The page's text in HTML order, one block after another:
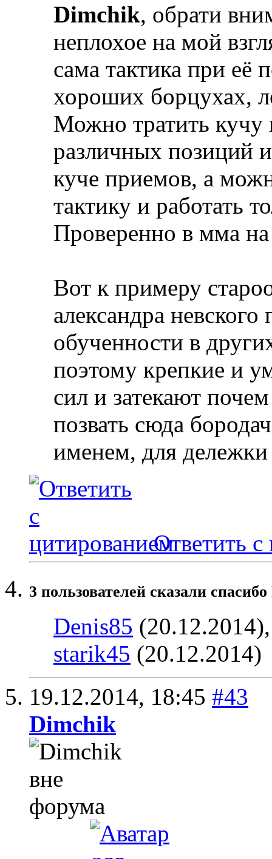
Dimchik, обрати
неплохое на мой
сама тактика при её
хороших борцухах,
Можно тратить кучу
различных позиций
куче приемов, а
тактику и работать
Проверенно в мма
Вот к примеру
александра
обученности в
поэтому крепкие и
сил и затекают
позвать сюда
именем, для
Ответить с
3 пользователей сказали
Denis85
starik45 (20.12.2014)
19.12.2014, 18:45 #43
Dimchik